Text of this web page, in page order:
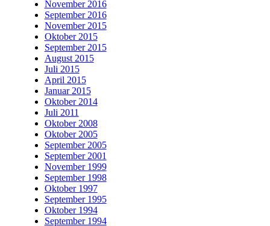
November 2016
September 2016
November 2015
Oktober 2015
September 2015
August 2015
Juli 2015
April 2015
Januar 2015
Oktober 2014
Juli 2011
Oktober 2008
Oktober 2005
September 2005
September 2001
November 1999
September 1998
Oktober 1997
September 1995
Oktober 1994
September 1994